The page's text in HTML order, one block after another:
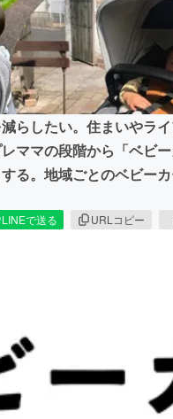
らしたい。住まいやラ
ママの段階から「ベビ
る。地域ごとのベビー
LINEで送る URLコピー